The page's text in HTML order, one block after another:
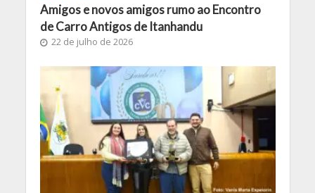
Amigos e novos amigos rumo ao Encontro
de Carro Antigos de Itanhandu
22 de julho de 2026